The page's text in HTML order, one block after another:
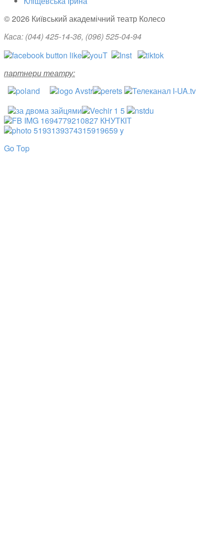
© 2026 Київський академічний театр Колесо
Каса: (044)425-14-36, (096) 525-04-94
партнери театру:
Go Top